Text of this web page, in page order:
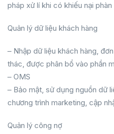
pháp xử lí khi có khiếu nại
Quản lý dữ liệu khách hàng
– Nhập dữ liệu khách hàng,
thác, được phân bổ vào phần
– OMS
– Bảo mật, sử dụng nguồn dữ
chương trình marketing, cập
Quản lý công nợ